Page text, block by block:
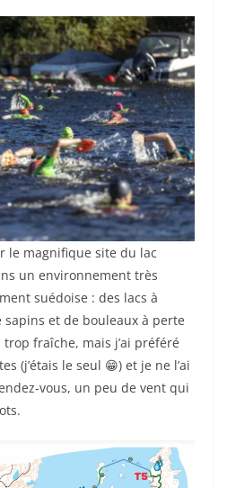
le magnifique site du lac
un environnement très
suédoise : des lacs à
et de bouleaux à perte
trop fraîche, mais j’ai préféré
(j’étais le seul 😁) et je ne l’ai
vous, un peu de vent qui